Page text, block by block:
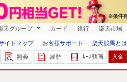
天グループ カード 銀行 楽天市場
イトマップ お客様サポート
楽天競馬とは
照会 履歴 ﾚｰｽ動画 入金